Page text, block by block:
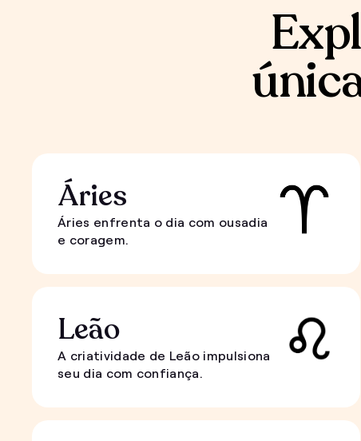
Áries
Áries enfrenta o dia com ousadia
e coragem.
Leão
A criatividade de Leão impulsiona
seu dia com confiança.